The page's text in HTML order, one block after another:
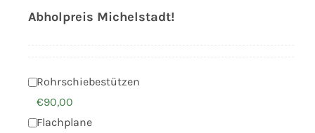
Abholpreis Michelstadt!
Rohrschiebestützen
€90,00
Flachplane